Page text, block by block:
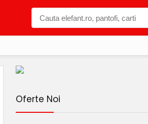
Oferte Noi